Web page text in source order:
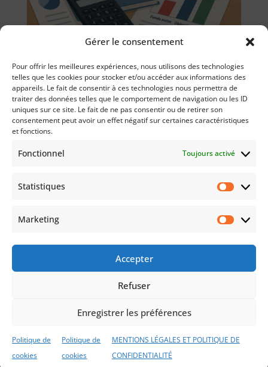
Gérer le consentement
Pour offrir les meilleures expériences, nous utilisons des technologies
telles que les cookies pour stocker et/ou accéder aux informations des
appareils. Le fait de consentir à ces technologies nous permettra de
traiter des données telles que le comportement de navigation ou les ID
uniques sur ce site. Le fait de ne pas consentir ou de retirer son
consentement peut avoir un effet négatif sur certaines caractéristiques
et fonctions.
Fonctionnel Toujours activé
Statistiques
Marketing
Accepter
Refuser
Enregistrer les préférences
Politique de
cookies
Politique de
cookies
MENTIONS LÉGALES ET POLITIQUE DE
CONFIDENTIALITÉ
Clôture obligatoire des PEL 2011 en 2026
30 - Sep - 2025|Allocation,Fiscalité
Votre Plan Épargne Logement (PEL), ouvert à
partir de 2011, sera automatiquement clôturé
en 2026, conformément à la loi. Après 15 ans, si
faible rendement. Comment éviter une perte...
ACCUEIL
Mentions légales et confidentialité
FAQ
Contactez-Nous
Politique de cookies (UE)
Aurillac, Arcachon- ORIAS : 25002711 (CIF, COA,
COBSP)